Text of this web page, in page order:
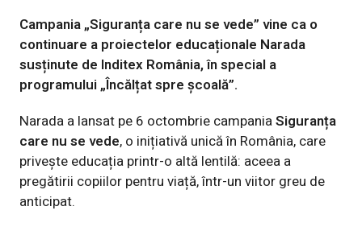
Campania „Siguranța care nu se vede” vine ca o
continuare a proiectelor educaționale Narada
susținute de Inditex România, în special a
programului „Încălțat spre școală”.
Narada a lansat pe 6 octombrie campaniaSiguranța
care nu se vede, o inițiativă unică în România, care
privește educația printr-o altă lentilă: aceea a
pregătirii copiilor pentru viață, într-un viitor greu de
anticipat.